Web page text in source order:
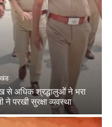
से अधिक श्रद्धालुओं ने भरा
परखी सुरक्षा व्यवस्था